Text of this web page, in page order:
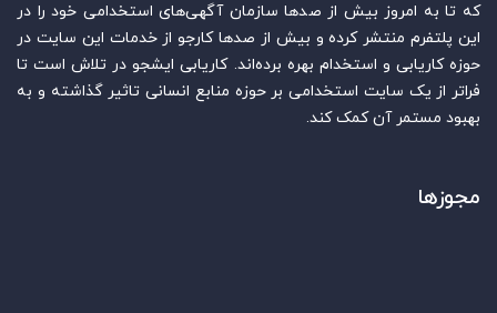
که تا به امروز بیش از صدها سازمان آگهی‌های استخدامی خود را در
این پلتفرم منتشر کرده و بیش از صدها کارجو از خدمات این سایت در
حوزه کاریابی و استخدام بهره برده‌اند. کاریابی ایشجو در تلاش است تا
فراتر از یک سایت استخدامی بر حوزه منابع انسانی تاثیر گذاشته و به
بهبود مستمر آن کمک کند.
مجوزها